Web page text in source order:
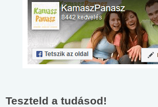
Teszteld a tudásod!